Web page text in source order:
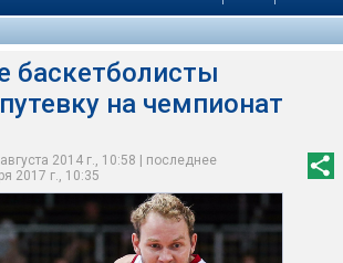
баскетболисты
на чемпионат
2014 г., 10:58 | последнее
2017 г., 10:35